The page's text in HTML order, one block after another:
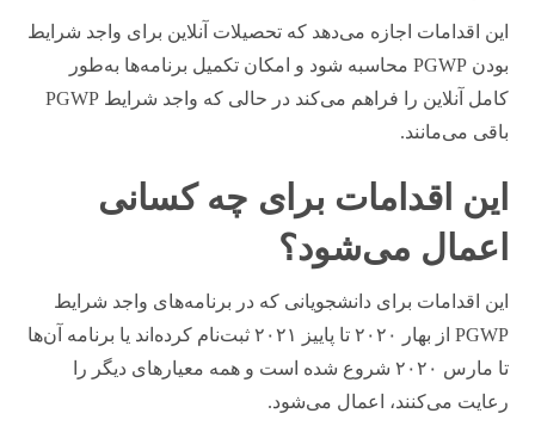
این اقدامات اجازه می‌دهد که تحصیلات آنلاین برای واجد شرایط
بودن PGWP محاسبه شود و امکان تکمیل برنامه‌ها به‌طور
کامل آنلاین را فراهم می‌کند در حالی که واجد شرایط PGWP
باقی می‌مانند.
این اقدامات برای چه کسانی
اعمال می‌شود؟
این اقدامات برای دانشجویانی که در برنامه‌های واجد شرایط
PGWP از بهار ۲۰۲۰ تا پاییز ۲۰۲۱ ثبت‌نام کرده‌اند یا برنامه آن‌ها
تا مارس ۲۰۲۰ شروع شده است و همه معیارهای دیگر را
رعایت می‌کنند، اعمال می‌شود.